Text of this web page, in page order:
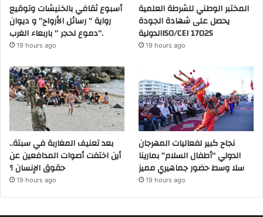
أسبوع ثقافي بالخنيشات وتوقيع
رواية ” رسائل الأرواح” و ديوان
“دموع لحجر ” باربعاء الغرب.
19 hours ago
المختبر الوطني للشرطة العلمية
يحصل على شهادة الجودة
الدوليةISO/CEI 17025
19 hours ago
بعد تعنيف المغاربة في سبتة..
أين اختفت أصوات المدافعين عن
حقوق الإنسان ؟
19 hours ago
نجاح كبير لفعاليات المهرجان
الدولي “أطفال السلام” بمارينا
سلا وسط حضور جماهيري مميز
19 hours ago